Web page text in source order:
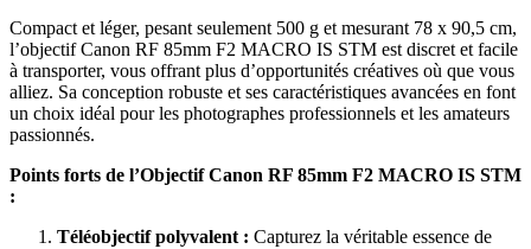
Compact et léger, pesant seulement 500 g et mesurant 78 x 90,5 cm,
l’objectif Canon RF 85mm F2 MACRO IS STM est discret et facile
à transporter, vous offrant plus d’opportunités créatives où que vous
alliez. Sa conception robuste et ses caractéristiques avancées en font
un choix idéal pour les photographes professionnels et les amateurs
passionnés.
Points forts de l’Objectif Canon RF 85mm F2 MACRO IS STM
:
Téléobjectif polyvalent : Capturez la véritable essence de